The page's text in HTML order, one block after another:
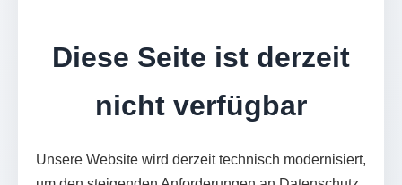
Diese Seite ist derzeit
nicht verfügbar
Unsere Website wird derzeit technisch modernisiert,